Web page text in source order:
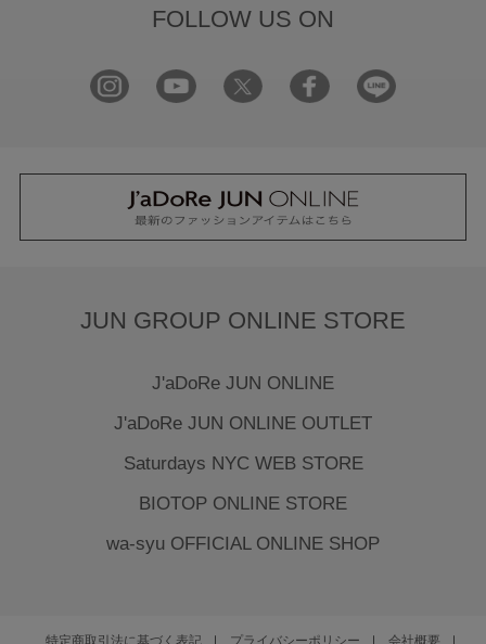
FOLLOW US ON
JUN GROUP ONLINE STORE
J'aDoRe JUN ONLINE
J'aDoRe JUN ONLINE OUTLET
Saturdays NYC WEB STORE
BIOTOP ONLINE STORE
wa-syu OFFICIAL ONLINE SHOP
特定商取引法に基づく表記 プライバシーポリシー 会社概要